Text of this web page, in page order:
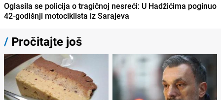
Oglasila se policija o tragičnoj nesreći: U Hadžićima poginuo
42-godišnji motociklista iz Sarajeva
/ Pročitajte još